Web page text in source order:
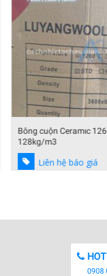
Ceramıc 1260 độ C, tỷ
hệ báo giá
0908